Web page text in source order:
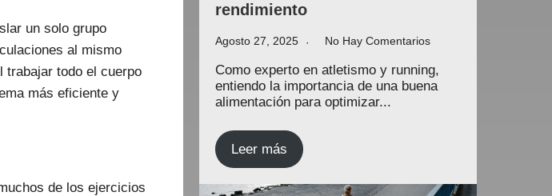
un solo grupo
al mismo
trabajar todo el cuerpo
más eficiente y
de los ejercicios
rendimiento
Agosto 27, 2025 No Hay Comentarios
Como experto en atletismo y running,
entiendo la importancia de una buena
alimentación para optimizar...
Leer más